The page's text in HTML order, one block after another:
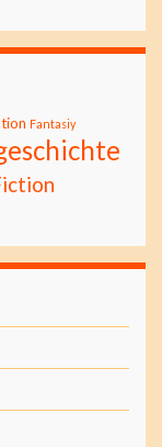
Fantasiy